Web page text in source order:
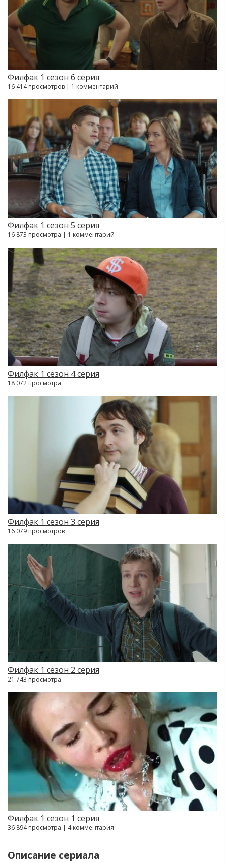
Филфак 1 сезон 6 серия
16 414 просмотров | 1 комментарий
Филфак 1 сезон 5 серия
16 873 просмотра | 1 комментарий
Филфак 1 сезон 4 серия
18 072 просмотра
Филфак 1 сезон 3 серия
16 079 просмотров
Филфак 1 сезон 2 серия
21 743 просмотра
Филфак 1 сезон 1 серия
36 894 просмотра | 4 комментария
Описание сериала